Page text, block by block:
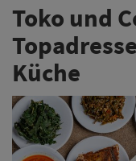
Toko und
Küche